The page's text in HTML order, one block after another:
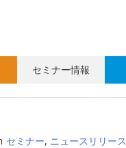
セミナー情報
セミナー, ニュースリリース